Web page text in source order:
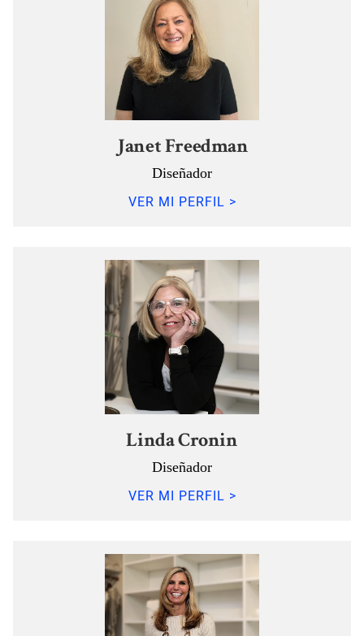
Janet Freedman
Diseñador
VER MI PERFIL >
Linda Cronin
Diseñador
VER MI PERFIL >